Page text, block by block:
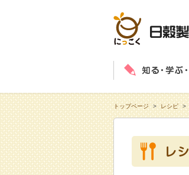
トップページ > レシピ >